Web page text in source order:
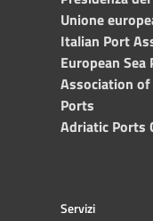
Unione
Italian Port
European
Association
Ports
Adriatic Ports
Servizi